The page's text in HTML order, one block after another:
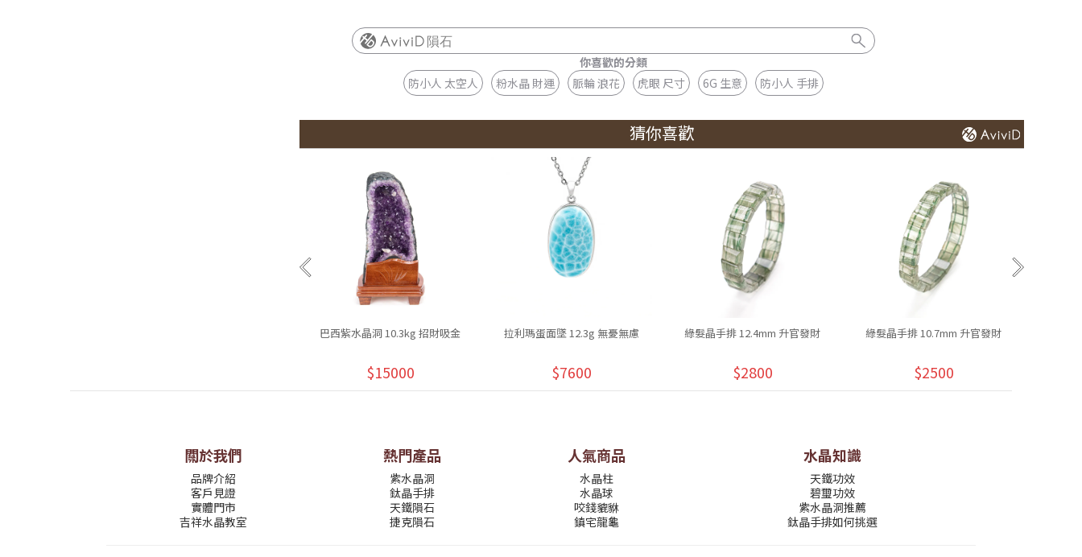
隕石
你喜歡的分類
防小人 太空人
粉水晶 財運 脈輪 浪花 虎眼 尺寸 6G 生意 防小人 手排
猜你喜歡
巴西紫水晶洞 10.3kg 招財吸金
$15000
拉利瑪蛋面墜 12.3g 無憂無慮
$7600
綠髮晶手排 12.4mm 升官發財
$2800
綠髮晶手排 10.7mm 升官發財
$2500
關於我們
品牌介紹
客戶見證
實體門市
吉祥水晶教室
熱門產品
紫水晶洞
鈦晶手排
天鐵隕石
捷克隕石
人氣商品
水晶柱
水晶球
咬錢貔貅
鎮宅龍龜
水晶知識
天鐵功效
碧璽功效
紫水晶洞推薦
鈦晶手排如何挑選